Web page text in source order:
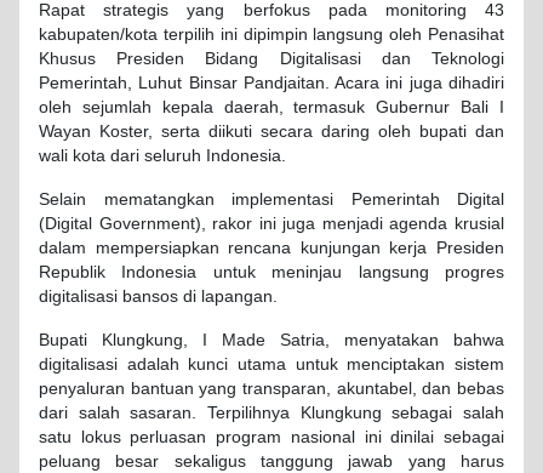
Rapat strategis yang berfokus pada monitoring 43
kabupaten/kota terpilih ini dipimpin langsung oleh Penasihat
Khusus Presiden Bidang Digitalisasi dan Teknologi
Pemerintah, Luhut Binsar Pandjaitan. Acara ini juga dihadiri
oleh sejumlah kepala daerah, termasuk Gubernur Bali I
Wayan Koster, serta diikuti secara daring oleh bupati dan
wali kota dari seluruh Indonesia.
Selain mematangkan implementasi Pemerintah Digital
(Digital Government), rakor ini juga menjadi agenda krusial
dalam mempersiapkan rencana kunjungan kerja Presiden
Republik Indonesia untuk meninjau langsung progres
digitalisasi bansos di lapangan.
Bupati Klungkung, I Made Satria, menyatakan bahwa
digitalisasi adalah kunci utama untuk menciptakan sistem
penyaluran bantuan yang transparan, akuntabel, dan bebas
dari salah sasaran. Terpilihnya Klungkung sebagai salah
satu lokus perluasan program nasional ini dinilai sebagai
peluang besar sekaligus tanggung jawab yang harus